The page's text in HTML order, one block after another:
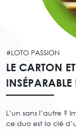
#LOTO PASSION
LE CARTON
INSÉPARABLE
L’un sans l’autre ?
ce duo est la clé